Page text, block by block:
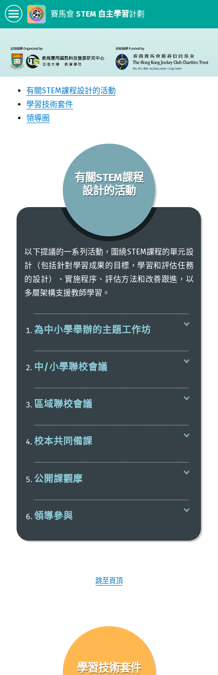
賽馬會 STEM 自主學習計劃
有關STEM課程設計的活動
學習技術套件
領導圈
有關STEM課程
設計的活動
以下提議的一系列活動，圍繞STEM課程的單元設
計（包括針對學習成果的目標，學習和評估任務
的設計）、實施程序、評估方法和改善跟進，以
多層架構支援教師學習。
為中小學舉辦的主題工作坊
中/小學聯校會議
區域聯校會議
校本共同備課
公開課觀摩
領導參與
跳至頁頂
學習技術套件